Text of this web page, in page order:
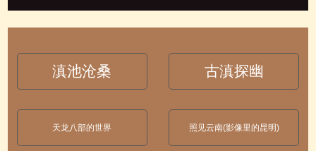
滇池沧桑 古滇探幽
天龙八部的世界 照见云南(影像里的昆明)